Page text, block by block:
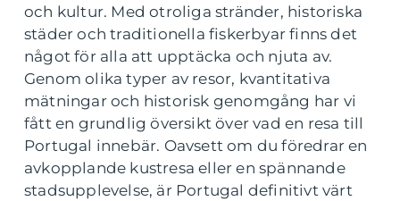
och kultur. Med otroliga stränder, historiska
städer och traditionella fiskerbyar finns det
något för alla att upptäcka och njuta av.
Genom olika typer av resor, kvantitativa
mätningar och historisk genomgång har vi
fått en grundlig översikt över vad en resa till
Portugal innebär. Oavsett om du föredrar en
avkopplande kustresa eller en spännande
stadsupplevelse, är Portugal definitivt värt